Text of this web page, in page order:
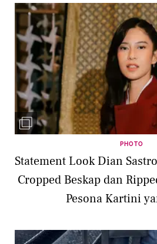
PHOTO
Statement Look Dian
Cropped Beskap dan
Pesona Kartini